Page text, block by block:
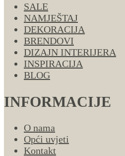
SALE
NAMJEŠTAJ
DEKORACIJA
BRENDOVI
DIZAJN INTERIJERA
INSPIRACIJA
BLOG
INFORMACIJE
O nama
Opći uvjeti
Kontakt